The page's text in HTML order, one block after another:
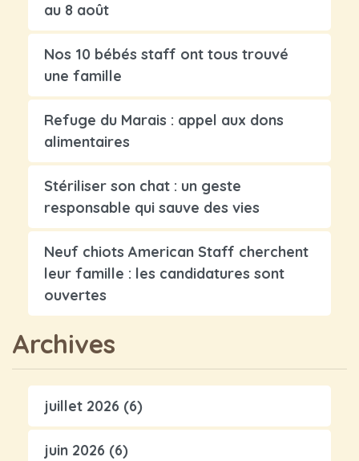
au 8 août
Nos 10 bébés staff ont tous trouvé
une famille
Refuge du Marais : appel aux dons
alimentaires
Stériliser son chat : un geste
responsable qui sauve des vies
Neuf chiots American Staff cherchent
leur famille : les candidatures sont
ouvertes
Archives
juillet 2026 (6)
juin 2026 (6)